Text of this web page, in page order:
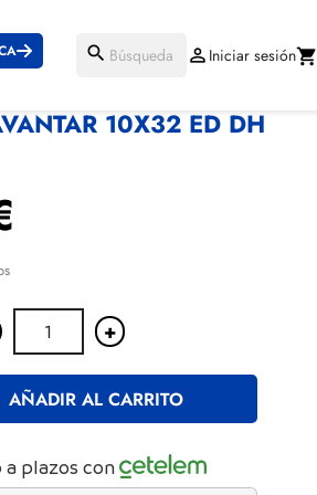
search  Iniciar sesiónshopping_cart
10X32 ED DH
+
AÑADIR AL CARRITO
a plazos con